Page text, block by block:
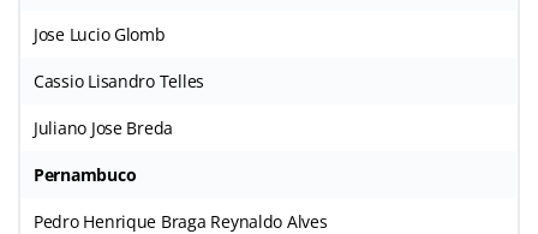
Jose Lucio Glomb
Cassio Lisandro Telles
Juliano Jose Breda
Pernambuco
Pedro Henrique Braga Reynaldo Alves